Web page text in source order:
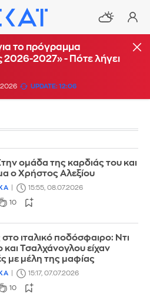
το πρόγραμμα
2026-2027» - Πότε λήγει
UPDATE: 12:06
ομάδα της καρδιάς του και
ο Χρήστος Αλεξίου
15:55, 08.07.2026
10
ιταλικό ποδόσφαιρο: Ντι
και Τσαλχάνογλου είχαν
με μέλη της μαφίας
15:17, 07.07.2026
10